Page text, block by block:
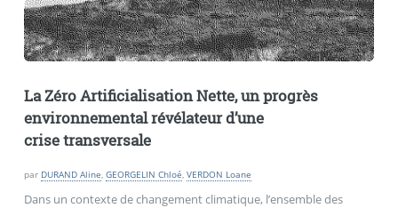
La Zéro Artificialisation Nette, un progrès
environnemental révélateur d’une
crise transversale
par DURAND Aline GEORGELIN Chloé VERDON Loane
Dans un contexte de changement climatique, l’ensemble des